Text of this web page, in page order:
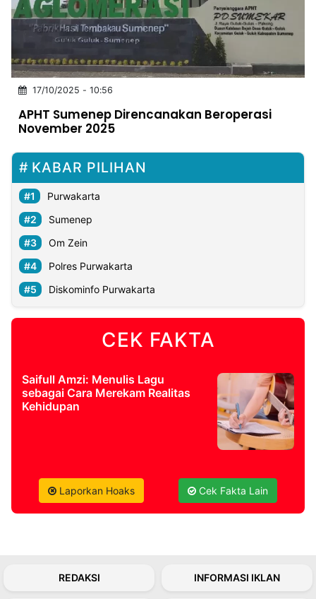
INDONESIA
Partner
NTB
Time
IDN
Jogja
Rakyat
News
Notice
Baru
Follow
Kabarbaru
2026
17/10/2025 - 10:56
APHT Sumenep Direncanakan Beroperasi
November 2025
KABAR PILIHAN
Purwakarta
Sumenep
Om Zein
Polres Purwakarta
Diskominfo Purwakarta
CEK FAKTA
Saifull Amzi: Menulis Lagu
sebagai Cara Merekam Realitas
Kehidupan
Laporkan Hoaks Cek Fakta Lain
REDAKSI INFORMASI IKLAN